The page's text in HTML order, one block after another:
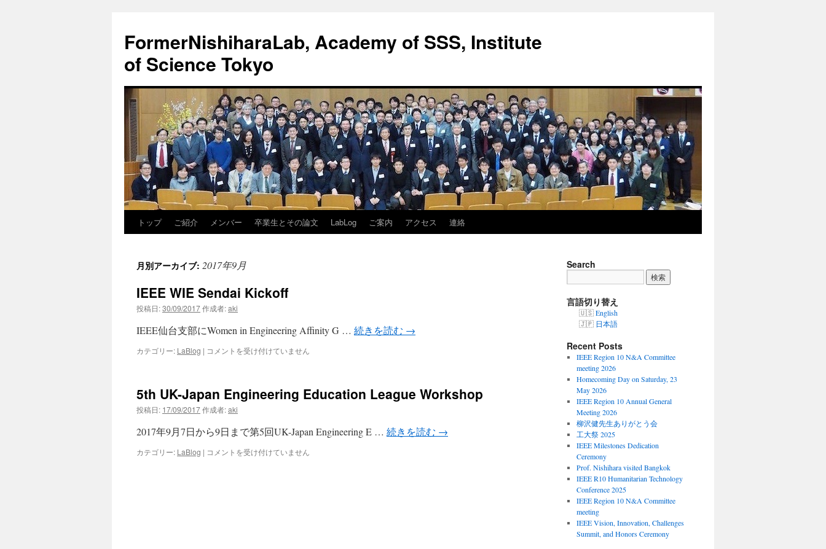
FormerNishiharaLab, Academy of SSS, Institute
of Science Tokyo
テ
ッ
プ
トップ ご紹介 メンバー 卒業生とその論文 LabLog ご案内 アクセス 連絡
月別アーカイブ: 2017年9月
IEEE WIE Sendai Kickoff
投稿日:30/09/2017作成者:aki
IEEE仙台支部にWomen in Engineering Affinity G … 続きを読む →
カテゴリー: LaBlog | IEEE
は
コメントを受け付けていません
5th UK-Japan Engineering Education League Workshop
投稿日: 17/09/2017作成者:aki
2017年9月7日から9日まで第5回UK-Japan Engineering E … 続きを読む →
カテゴリー: LaBlog | 5th
コメントを受け付けていません
Search
言語切り替え
English
日本語
Recent Posts
IEEE Region 10 N&A Committee
meeting 2026
Homecoming Day on Saturday, 23
May 2026
IEEE Region 10 Annual General
Meeting 2026
柳沢健先生ありがとう会
工大祭 2025
IEEE Milestones Dedication
Ceremony
Prof. Nishihara visited Bangkok
IEEE R10 Humanitarian Technology
Conference 2025
IEEE Region 10 N&A Committee
meeting
IEEE Vision, Innovation, Challenges
Summit, and Honors Ceremony